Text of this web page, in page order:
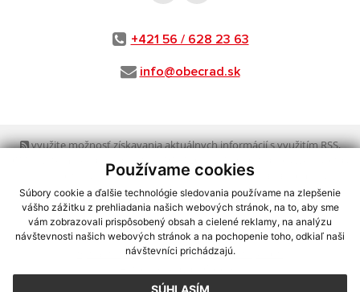
Používame cookies
Súbory cookie a ďalšie technológie sledovania používame na zlepšenie
vášho zážitku z prehliadania našich webových stránok, na to, aby sme
vám zobrazovali prispôsobený obsah a cielené reklamy, na analýzu
návštevnosti našich webových stránok a na pochopenie toho, odkiaľ naši
návštevníci prichádzajú.
+421 56 / 628 23 63
info@obecrad.sk
využite možnosť získavania aktuálnych informácií s využitím RSS,
CMS systém (redakčný) systém ECHELON 2, Mapa stránok
webex.digital, s.r.o.,domény,registrácia domény
spoločnosť webex.digital, s.r.o.,technický prevádzkovateľ
Posledná aktualizácia:03.08.2026
Vytlačiť stránku|Vyhlásenie o prístupnosti